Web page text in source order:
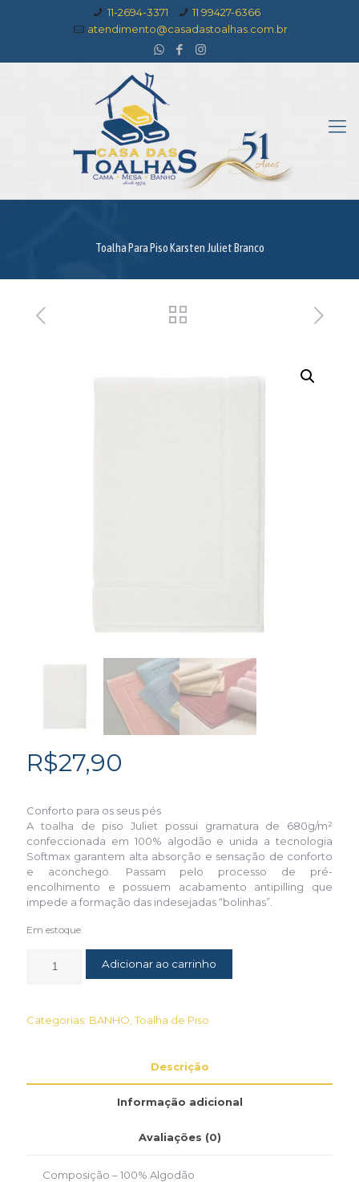
11-2694-3371
11 99427-6366
atendimento@casadastoalhas.com.br
Toalha Para Piso Karsten Juliet Branco
R$27,90
Conforto para os seus pés
A toalha de piso Juliet possui gramatura de 680g/m²
confeccionada em 100% algodão e unida a tecnologia
Softmax garantem alta absorção e sensação de conforto
e aconchego. Passam pelo processo de pré-
encolhimento e possuem acabamento antipilling que
impede a formação das indesejadas “bolinhas”.
Em estoque
Adicionar ao carrinho
Categorias: BANHO ,Toalha de Piso
Descrição
Informação adicional
Avaliações (0)
Composição – 100% Algodão